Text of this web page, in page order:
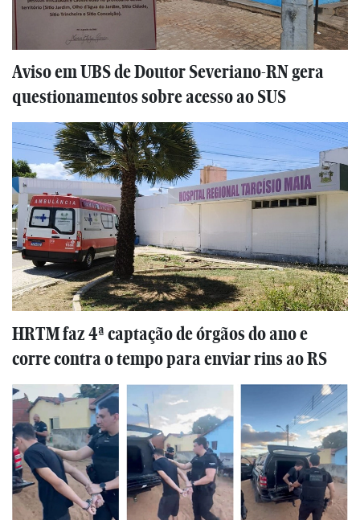
Aviso em UBS de Doutor Severiano-RN gera
questionamentos sobre acesso ao SUS
HRTM faz 4ª captação de órgãos do ano e
corre contra o tempo para enviar rins ao RS